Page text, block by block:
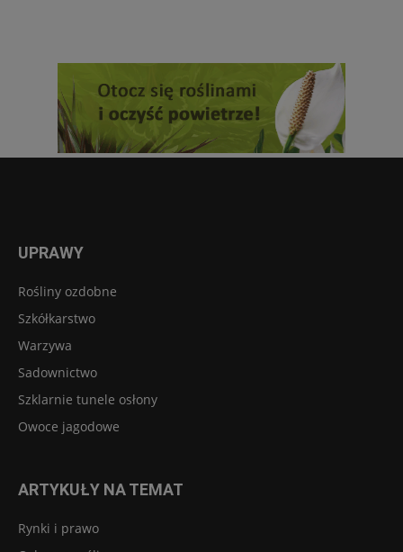
UPRAWY
Rośliny ozdobne
Szkółkarstwo
Warzywa
Sadownictwo
Szklarnie tunele osłony
Owoce jagodowe
ARTYKUŁY NA TEMAT
Rynki i prawo